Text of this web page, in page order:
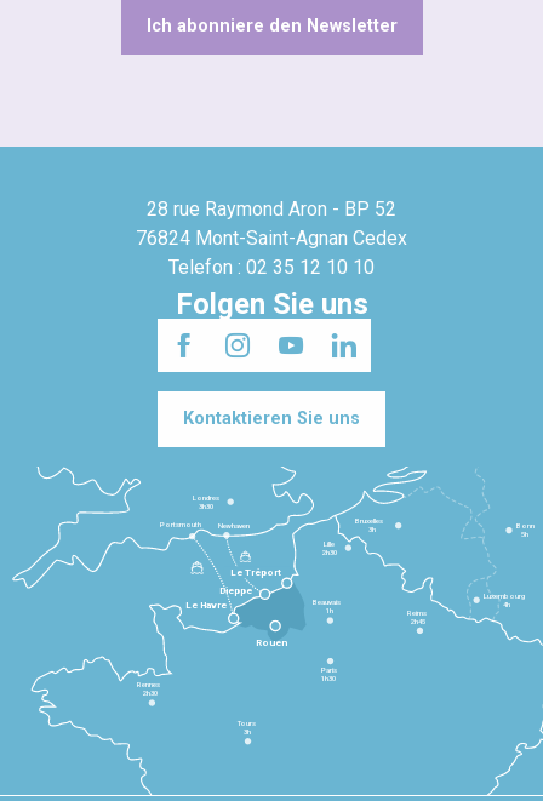
Ich abonniere den Newsletter
28 rue Raymond Aron - BP 52
76824 Mont-Saint-Agnan Cedex
Telefon : 02 35 12 10 10
Folgen Sie uns
Kontaktieren Sie uns
Le Havre
Dieppe
Le Tréport
Rennes
2h30
Tours
3h
Paris
1h30
Beauvais
1h
Reims
2h45
Lille
2h30
Bruxelles
3h
Londres
3h30
Newhaven
Portsmouth
Bonn
5h
Luxembourg
4h
Rouen